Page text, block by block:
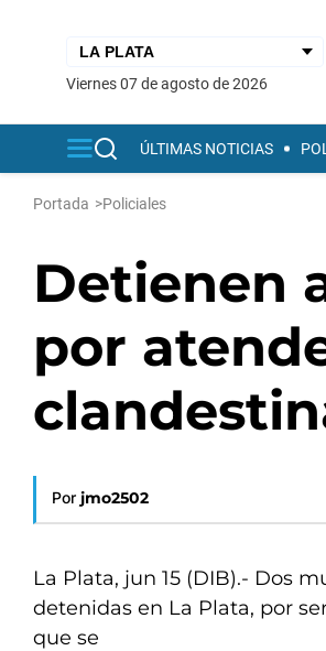
viernes 07 de agosto de 2026
ÚLTIMAS NOTICIAS
Portada >Policiales
Detienen
por
Por jmo2502
La Plata, jun 15 (DIB).- Dos
detenidas en La Plata, por
que se